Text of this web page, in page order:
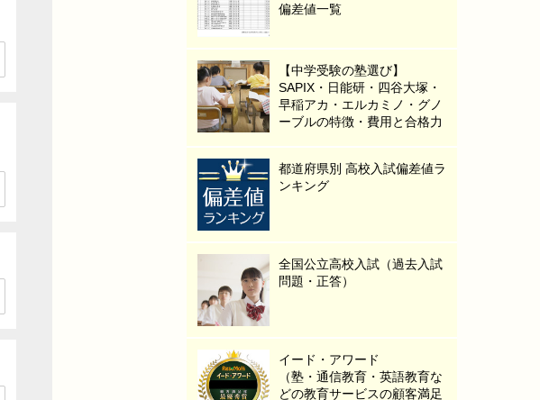
偏差値一覧
【中学受験の塾選び】
SAPIX・日能研・四谷大塚・
早稲アカ・エルカミノ・グノ
ーブルの特徴・費用と合格力
都道府県別 高校入試偏差値ラ
ンキング
全国公立高校入試（過去入試
問題・正答）
イード・アワード
（塾・通信教育・英語教育な
どの教育サービスの顧客満足